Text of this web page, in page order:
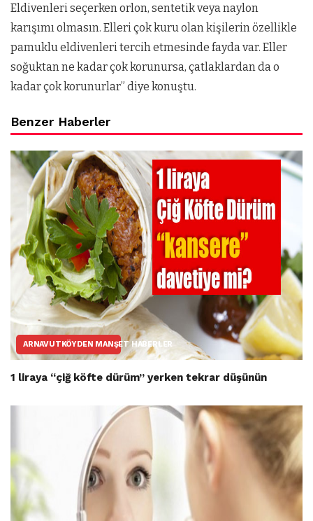
Eldivenleri seçerken orlon, sentetik veya naylon
karışımı olmasın. Elleri çok kuru olan kişilerin özellikle
pamuklu eldivenleri tercih etmesinde fayda var. Eller
soğuktan ne kadar çok korunursa, çatlaklardan da o
kadar çok korunurlar” diye konuştu.
Benzer Haberler
ARNAVUTKÖYDEN MANŞET HABERLER
1 liraya “çiğ köfte dürüm” yerken tekrar düşünün